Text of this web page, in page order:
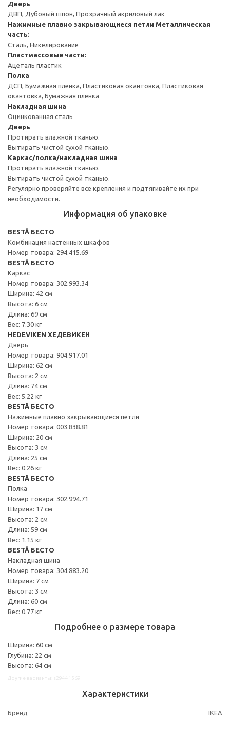
Дверь
ДВП, Дубовый шпон, Прозрачный акриловый лак
Нажимные плавно закрывающиеся петли Металлическая
часть:
Сталь, Никелирование
Пластмассовые части:
Ацеталь пластик
Полка
ДСП, Бумажная пленка, Пластиковая окантовка, Пластиковая
окантовка, Бумажная пленка
Накладная шина
Оцинкованная сталь
Дверь
Протирать влажной тканью.
Вытирать чистой сухой тканью.
Каркас/полка/накладная шина
Протирать влажной тканью.
Вытирать чистой сухой тканью.
Регулярно проверяйте все крепления и подтягивайте их при
необходимости.
Информация об упаковке
BESTÅ БЕСТО
Комбинация настенных шкафов
Номер товара: 294.415.69
BESTÅ БЕСТО
Каркас
Номер товара: 302.993.34
Ширина: 42 см
Высота: 6 см
Длина: 69 см
Вес: 7.30 кг
HEDEVIKEN ХЕДЕВИКЕН
Дверь
Номер товара: 904.917.01
Ширина: 62 см
Высота: 2 см
Длина: 74 см
Вес: 5.22 кг
BESTÅ БЕСТО
Нажимные плавно закрывающиеся петли
Номер товара: 003.838.81
Ширина: 20 см
Высота: 3 см
Длина: 25 см
Вес: 0.26 кг
BESTÅ БЕСТО
Полка
Номер товара: 302.994.71
Ширина: 17 см
Высота: 2 см
Длина: 59 см
Вес: 1.15 кг
BESTÅ БЕСТО
Накладная шина
Номер товара: 304.883.20
Ширина: 7 см
Высота: 3 см
Длина: 60 см
Вес: 0.77 кг
Подробнее о размере товара
Ширина: 60 см
Глубина: 22 см
Высота: 64 см
Характеристики
Бренд IKEA